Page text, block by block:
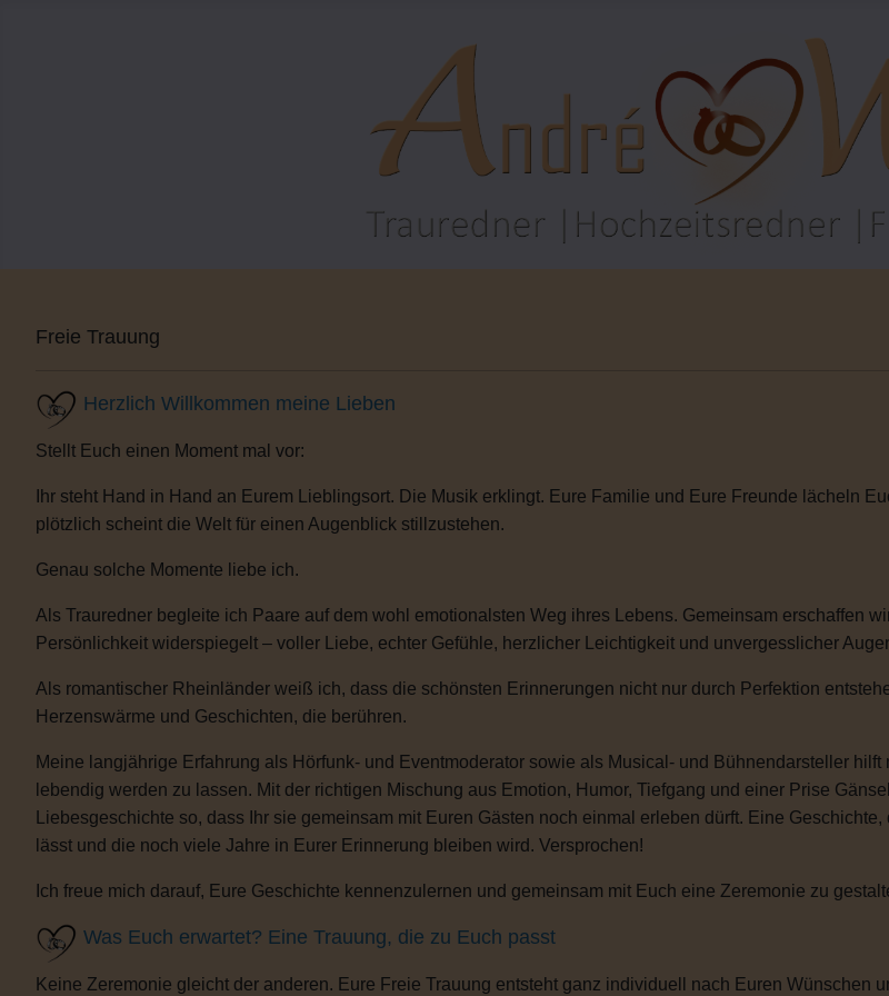
Freie Trauung
Herzlich Willkommen meine Lieben
Stellt Euch einen Moment mal vor:
Ihr steht Hand in Hand an Eurem Lieblingsort. Die Musik erklingt. Eure Familie und Eure Freunde lächeln
plötzlich scheint die Welt für einen Augenblick stillzustehen.
Genau solche Momente liebe ich.
Als Trauredner begleite ich Paare auf dem wohl emotionalsten Weg ihres Lebens. Gemeinsam erschaffen
Persönlichkeit widerspiegelt – voller Liebe, echter Gefühle, herzlicher Leichtigkeit und unvergesslicher
Als romantischer Rheinländer weiß ich, dass die schönsten Erinnerungen nicht nur durch Perfektion
Herzenswärme und Geschichten, die berühren.
Meine langjährige Erfahrung als Hörfunk- und Eventmoderator sowie als Musical- und Bühnendarsteller
lebendig werden zu lassen. Mit der richtigen Mischung aus Emotion, Humor, Tiefgang und einer Prise
Liebesgeschichte so, dass Ihr sie gemeinsam mit Euren Gästen noch einmal erleben dürft. Eine
lässt und die noch viele Jahre in Eurer Erinnerung bleiben wird. Versprochen!
Ich freue mich darauf, Eure Geschichte kennenzulernen und gemeinsam mit Euch eine Zeremonie zu
Was Euch erwartet? Eine Trauung, die zu Euch passt
Keine Zeremonie gleicht der anderen. Eure Freie Trauung entsteht ganz individuell nach Euren Wünschen